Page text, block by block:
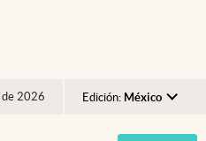
de 2026 Edición: México
Argentina